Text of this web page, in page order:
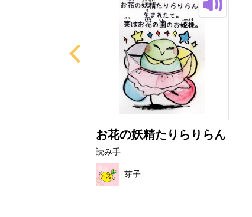
お花の妖精たりらりらん
読み手
芽子